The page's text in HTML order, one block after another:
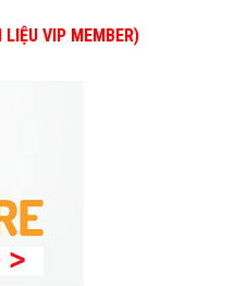
VIP MEMBER)